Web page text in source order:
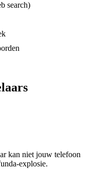
search)
kan niet jouw telefoon
explosie.